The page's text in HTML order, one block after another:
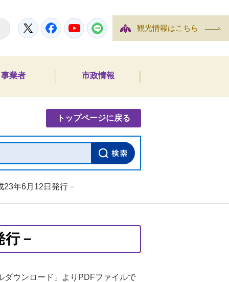
TwitterFacebookYouTubeLINE 観光情報はこちら
事業者 市政情報
トップページに戻る
年6月12日発行－
－
ウンロード」よりPDFファイルで